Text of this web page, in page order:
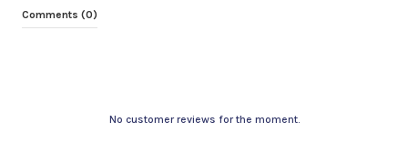
Comments (0)
No customer reviews for the moment.